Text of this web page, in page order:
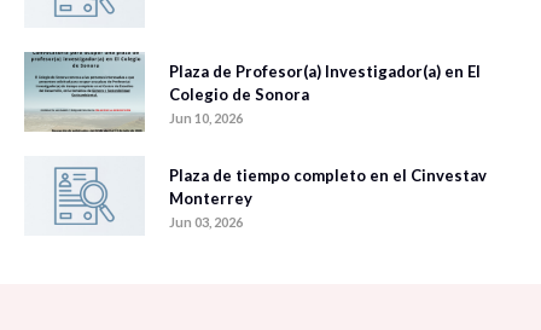
Plaza de Profesor(a) Investigador(a) en El
Colegio de Sonora
Jun 10, 2026
Plaza de tiempo completo en el Cinvestav
Monterrey
Jun 03, 2026